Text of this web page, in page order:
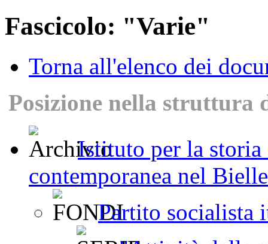
Fascicolo: "Varie"
Torna all'elenco dei
Posizione nella struttura
Istituto per la storia
contemporanea nel
Partito socialista